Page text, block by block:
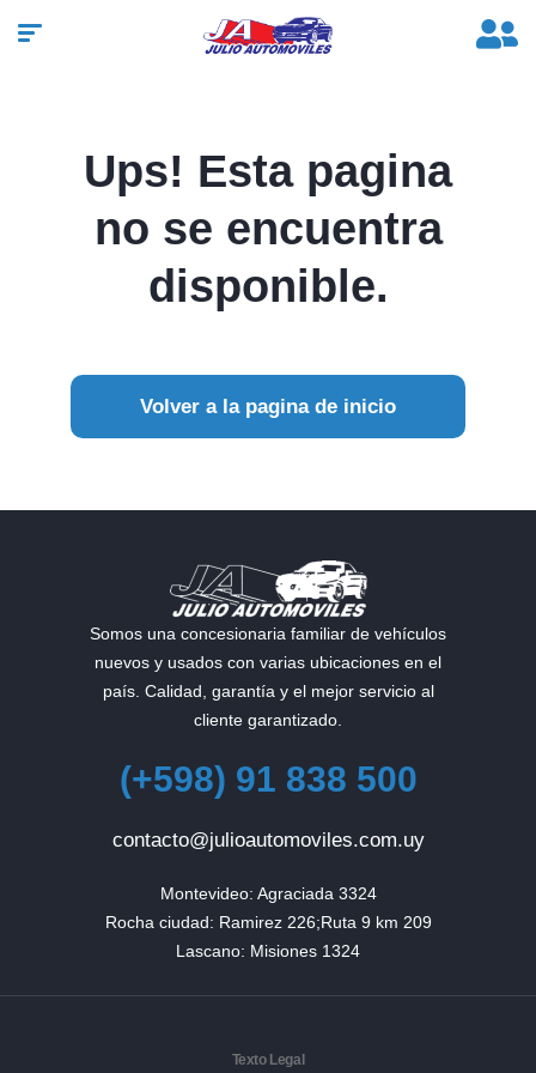
Ups! Esta pagina
no se encuentra
disponible.
Volver a la pagina de inicio
Somos una concesionaria familiar de vehículos
nuevos y usados con varias ubicaciones en el
país. Calidad, garantía y el mejor servicio al
cliente garantizado.
(+598) 91 838 500
contacto@julioautomoviles.com.uy
Montevideo: Agraciada 3324
Rocha ciudad: Ramirez 226;Ruta 9 km 209
Lascano: Misiones 1324
Texto Legal